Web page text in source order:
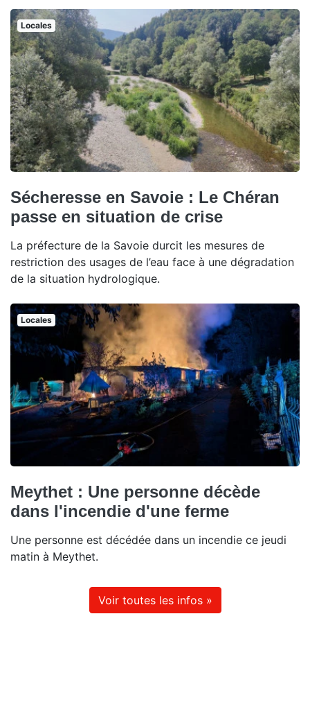
Locales
Sécheresse en Savoie : Le Chéran
passe en situation de crise
La préfecture de la Savoie durcit les mesures de
restriction des usages de l’eau face à une dégradation
de la situation hydrologique.
Locales
Meythet : Une personne décède
dans l'incendie d'une ferme
Une personne est décédée dans un incendie ce jeudi
matin à Meythet.
Voir toutes les infos »